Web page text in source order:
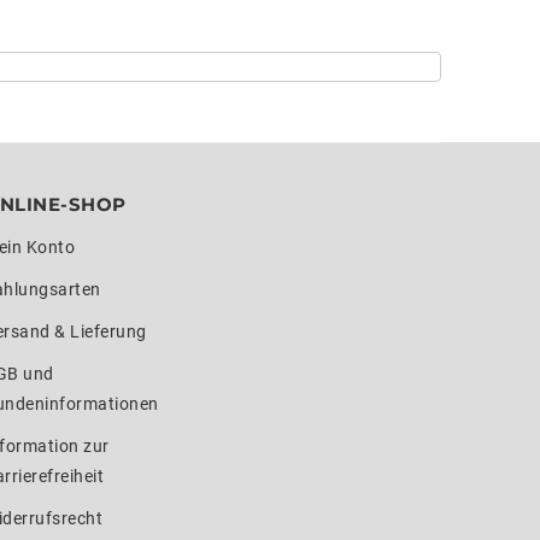
SHOP
Konto
& Lieferung
und
zur